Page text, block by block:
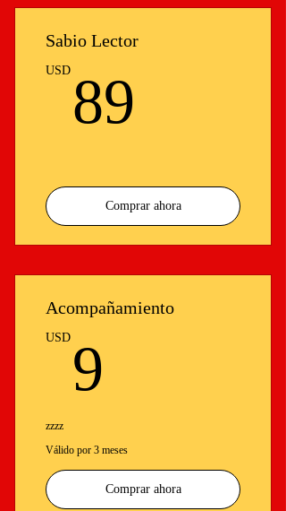
Sabio Lector
USD 89
Comprar ahora
Acompañamiento
USD 9
zzzz
Válido por 3 meses
Comprar ahora